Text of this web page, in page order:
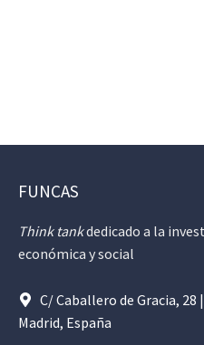
FUNCAS
Think tankdedicado a la
económica y social
C/ Caballero de Gracia, 28
Madrid, España